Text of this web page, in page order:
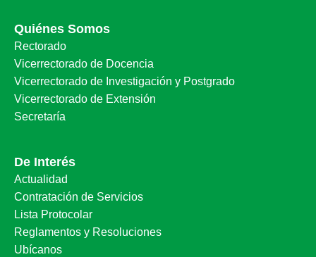
Quiénes Somos
Rectorado
Vicerrectorado de Docencia
Vicerrectorado de Investigación y Postgrado
Vicerrectorado de Extensión
Secretaría
De Interés
Actualidad
Contratación de Servicios
Lista Protocolar
Reglamentos y Resoluciones
Ubícanos